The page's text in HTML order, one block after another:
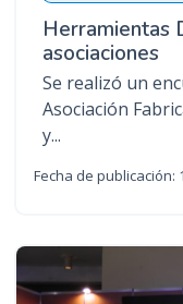
Herramientas
asociaciones
Se realizó un
Asociación
y...
Fecha de publicación: